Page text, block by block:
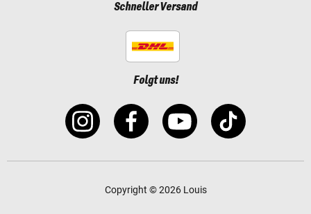
Schneller Versand
Folgt uns!
Copyright © 2026 Louis